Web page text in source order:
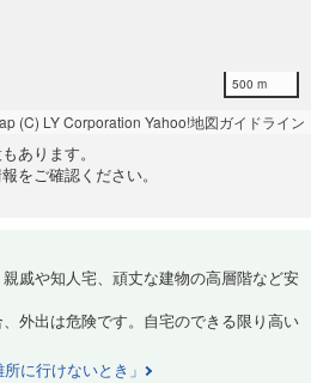
500 m
(C) LY Corporation Yahoo!地図ガイドライン
あります。
をご確認ください。
戚や知人宅、頑丈な建物の高層階など安
外出は危険です。自宅のできる限り高い
に行けないとき」